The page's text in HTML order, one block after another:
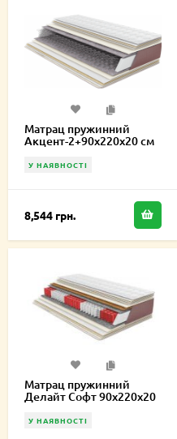
Матрац пружинний
Акцент-2+90х220х20 см
У НАЯВНОСТІ
8,544 грн.
Матрац пружинний
Делайт Софт 90х220х20
У НАЯВНОСТІ